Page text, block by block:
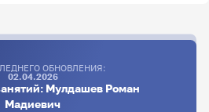
ОБНОВЛЕНИЯ:
02.04.2026
Мулдашев Роман
Мадиевич